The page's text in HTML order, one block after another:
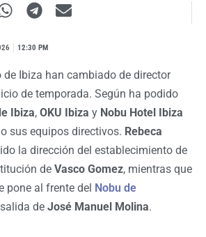
12:30 PM
de Ibiza han cambiado de director
de temporada. Según ha podido
Ibiza, OKU Ibiza y Nobu Hotel Ibiza
sus equipos directivos. Rebeca
la dirección del establecimiento de
de Vasco Gomez, mientras que
pone al frente del Nobu de
de José Manuel Molina.